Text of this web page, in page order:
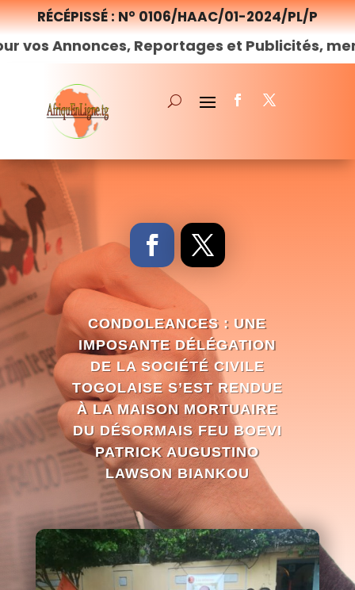
RÉCÉPISSÉ : N° 0106/HAAC/01-2024/PL/P
Reportages et Publicités, merci denous
CONDOLEANCES : UNE
IMPOSANTE DÉLÉGATION
DE LA SOCIÉTÉ CIVILE
TOGOLAISE S’EST RENDUE
À LA MAISON MORTUAIRE
DU DÉSORMAIS FEU BOEVI
PATRICK AUGUSTINO
LAWSON BIANKOU